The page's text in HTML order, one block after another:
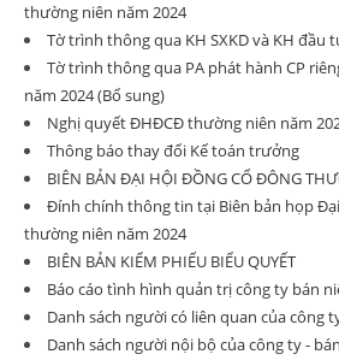
thường niên năm 2024
Tờ trình thông qua KH SXKD và KH đầu
Tờ trình thông qua PA phát hành CP
năm 2024 (Bổ sung)
Nghị quyết ĐHĐCĐ thường niên năm
Thông báo thay đổi Kế toán trưởng
BIÊN BẢN ĐẠI HỘI ĐỒNG CỔ ĐÔNG
Đính chính thông tin tại Biên bản họp
thường niên năm 2024
BIÊN BẢN KIỂM PHIẾU BIỂU QUYẾT
Báo cáo tình hình quản trị công ty bán
Danh sách người có liên quan của công
Danh sách người nội bộ của công ty -